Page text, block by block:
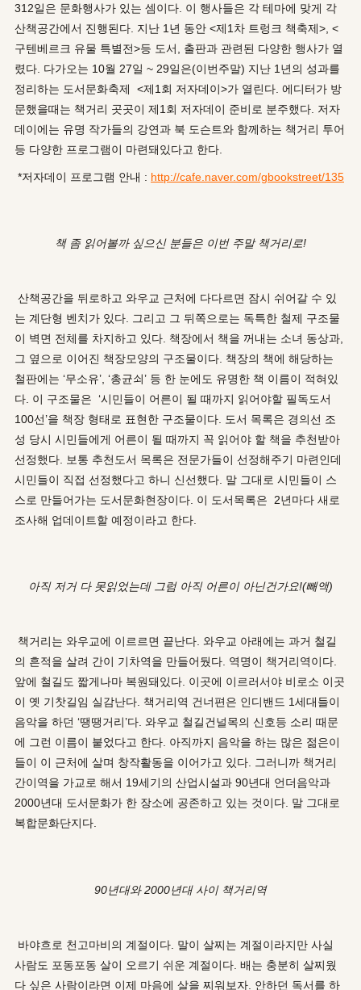
312일은 문화행사가 있는 셈이다. 이 행사들은 각 테마에 맞게 각
산책공간에서 진행된다. 지난 1년 동안 <제1차 트렁크 책축제>, <
구텐베르크 유물 특별전>등 도서, 출판과 관련된 다양한 행사가 열
렸다. 다가오는 10월 27일 ~ 29일은(이번주말) 지난 1년의 성과를
정리하는 도서문화축제 <제1회 저자데이>가 열린다. 에디터가 방
문했을때는 책거리 곳곳이 제1회 저자데이 준비로 분주했다. 저자
데이에는 유명 작가들의 강연과 북 도슨트와 함께하는 책거리 투어
등 다양한 프로그램이 마련돼있다고 한다.
*저자데이 프로그램 안내 : http://cafe.naver.com/gbookstreet/135
책 좀 읽어볼까 싶으신 분들은 이번 주말 책거리로!
산책공간을 뒤로하고 와우교 근처에 다다르면 잠시 쉬어갈 수 있
는 계단형 벤치가 있다. 그리고 그 뒤쪽으로는 독특한 철제 구조물
이 벽면 전체를 차지하고 있다. 책장에서 책을 꺼내는 소녀 동상과,
그 옆으로 이어진 책장모양의 구조물이다. 책장의 책에 해당하는
철판에는 ‘무소유’, ‘총균쇠’ 등 한 눈에도 유명한 책 이름이 적혀있
다. 이 구조물은 ‘시민들이 어른이 될 때까지 읽어야할 필독도서
100선’을 책장 형태로 표현한 구조물이다. 도서 목록은 경의선 조
성 당시 시민들에게 어른이 될 때까지 꼭 읽어야 할 책을 추천받아
선정했다. 보통 추천도서 목록은 전문가들이 선정해주기 마련인데
시민들이 직접 선정했다고 하니 신선했다. 말 그대로 시민들이 스
스로 만들어가는 도서문화현장이다. 이 도서목록은 2년마다 새로
조사해 업데이트할 예정이라고 한다.
아직 저거 다 못읽었는데 그럼 아직 어른이 아닌건가요!(빼액)
책거리는 와우교에 이르르면 끝난다. 와우교 아래에는 과거 철길
의 흔적을 살려 간이 기차역을 만들어뒀다. 역명이 책거리역이다.
앞에 철길도 짧게나마 복원돼있다. 이곳에 이르러서야 비로소 이곳
이 옛 기찻길임 실감난다. 책거리역 건너편은 인디밴드 1세대들이
음악을 하던 ‘땡땡거리’다. 와우교 철길건널목의 신호등 소리 때문
에 그런 이름이 붙었다고 한다. 아직까지 음악을 하는 많은 젊은이
들이 이 근처에 살며 창작활동을 이어가고 있다. 그러니까 책거리
간이역을 가교로 해서 19세기의 산업시설과 90년대 언더음악과
2000년대 도서문화가 한 장소에 공존하고 있는 것이다. 말 그대로
복합문화단지다.
90년대와 2000년대 사이 책거리역
바야흐로 천고마비의 계절이다. 말이 살찌는 계절이라지만 사실
사람도 포동포동 살이 오르기 쉬운 계절이다. 배는 충분히 살찌웠
다 싶은 사람이라면 이제 마음에 살을 찌워보자. 안하던 독서를 하